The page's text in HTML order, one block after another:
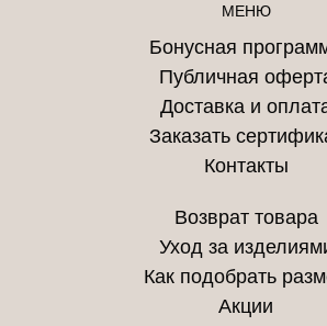
МЕНЮ
Бонусная
Публичная
Доставка и
Заказать
Контакты
Возврат товара
Уход за
Как подобрать
Акции